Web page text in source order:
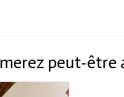
peut-être